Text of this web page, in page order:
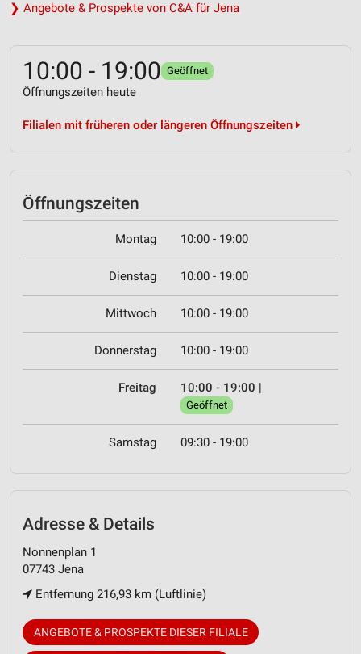
❯ Angebote & Prospekte von C&A für Jena
10:00 - 19:00 Geöffnet
Öffnungszeiten heute
Filialen mit früheren oder längeren Öffnungszeiten
Öffnungszeiten
Montag 10:00 - 19:00
Dienstag 10:00 - 19:00
Mittwoch 10:00 - 19:00
Donnerstag 10:00 - 19:00
Freitag 10:00 - 19:00 |
Geöffnet
Samstag 09:30 - 19:00
Adresse & Details
Nonnenplan 1
07743 Jena
Entfernung 216,93 km (Luftlinie)
ANGEBOTE & PROSPEKTE DIESER FILIALE